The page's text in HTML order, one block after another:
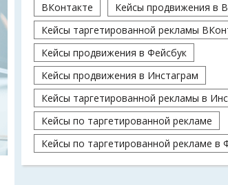
ВКонтакте
Кейсы продвижения в
Кейсы таргетированной рекламы
Кейсы продвижения в Фейсбук
Кейсы продвижения в Инстаграм
Кейсы таргетированной рекламы в
Кейсы по таргетированной рекламе
Кейсы по таргетированной рекламе в